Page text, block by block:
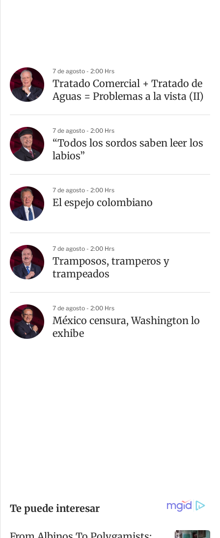
7 de agosto - 2:00 Hrs
Tratado Comercial + Tratado de
Aguas = Problemas a la vista (II)
7 de agosto - 2:00 Hrs
“Todos los sordos saben leer los
labios”
7 de agosto - 2:00 Hrs
El espejo colombiano
7 de agosto - 2:00 Hrs
Tramposos, tramperos y
trampeados
7 de agosto - 2:00 Hrs
México censura, Washington lo
exhibe